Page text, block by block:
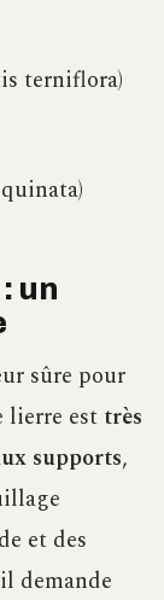
terniflora)
un
sûre pour
lierre est très
supports,
et des
demande